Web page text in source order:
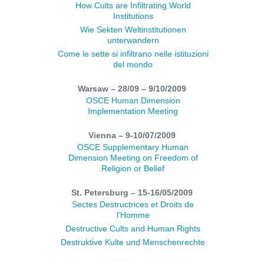
How Cults are Infiltrating World
Institutions
Wie Sekten Weltinstitutionen
unterwandern
Come le sette si infiltrano nelle istituzioni
del mondo
Warsaw – 28/09 – 9/10/2009
OSCE Human Dimension
Implementation Meeting
Vienna – 9-10/07/2009
OSCE Supplementary Human
Dimension Meeting on Freedom of
Religion or Belief
St. Petersburg – 15-16/05/2009
Sectes Destructrices et Droits de
l’Homme
Destructive Cults and Human Rights
Destruktive Kulte und Menschenrechte